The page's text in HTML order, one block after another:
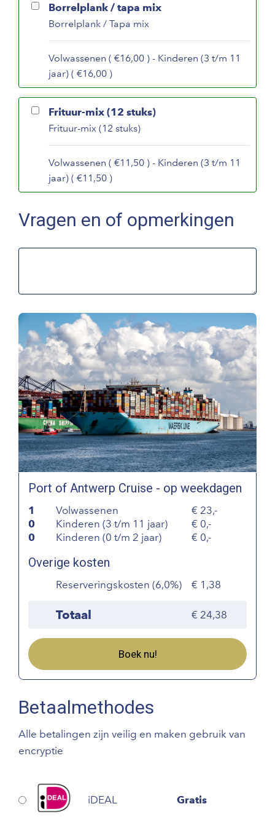
Borrelplank / tapa mix
Borrelplank / Tapa mix
Volwassenen ( €16,00 ) - Kinderen (3 t/m 11
jaar) ( €16,00 )
Frituur-mix (12 stuks)
Frituur-mix (12 stuks)
Volwassenen ( €11,50 ) - Kinderen (3 t/m 11
jaar) ( €11,50 )
Vragen en of opmerkingen
Port of Antwerp Cruise - op weekdagen
1 Volwassenen
23,-
0
Kinderen (3 t/m 11 jaar)
0,-
0
Kinderen (0 t/m 2 jaar) 0,-
Overige kosten
Reserveringskosten (6,0%) 1,38
Totaal 24,38
Boek nu!
Betaalmethodes
Alle betalingen zijn veilig en maken gebruik van
encryptie
iDEAL Gratis